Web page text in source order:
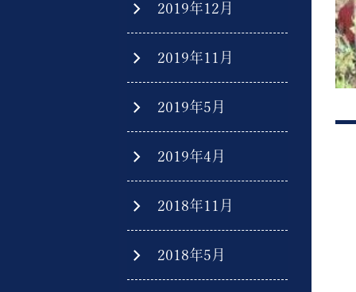
2019年12月
2019年11月
2019年5月
2019年4月
2018年11月
2018年5月